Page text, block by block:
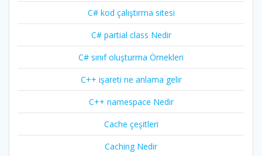
C# kod çalıştırma sitesi
C# partial class Nedir
C# sınıf oluşturma Örnekleri
C++ işareti ne anlama gelir
C++ namespace Nedir
Cache çeşitleri
Caching Nedir